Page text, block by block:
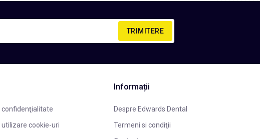
TRIMITERE
confidenţialitate
utilizare cookie-uri
Informații
Despre Edwards Dental
Termeni si condiţii